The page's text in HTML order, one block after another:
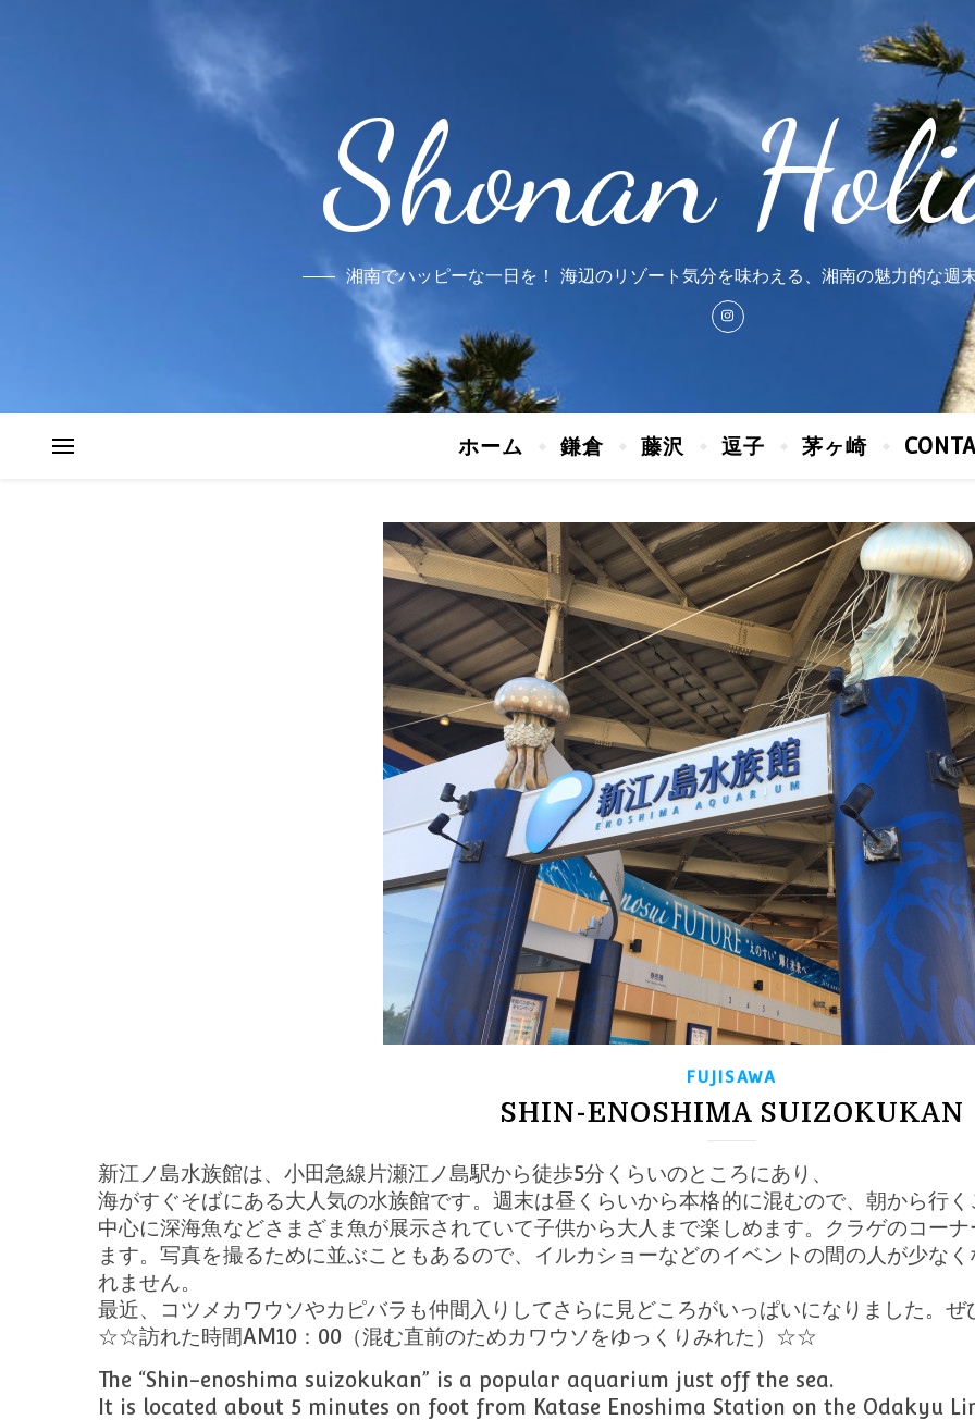
Shonan
湘南でハッピーな一日を！ 海辺のリゾート気分を味わえる、湘南の魅力的な週
ホーム 鎌倉 藤沢 逗子 茅ヶ崎
FUJISAWA
SHIN-ENOSHIMA SUIZOKUKAN
新江ノ島水族館は、小田急線片瀬江ノ島駅から徒歩5分くらいのところにあり、
海がすぐそばにある大人気の水族館です。週末は昼くらいから本格的に混むので、朝から行
中心に深海魚などさまざま魚が展示されていて子供から大人まで楽しめます。クラゲのコー
ます。写真を撮るために並ぶこともあるので、イルカショーなどのイベントの間の人が少な
れません。
最近、コツメカワウソやカピバラも仲間入りしてさらに見どころがいっぱいになりました。
☆☆訪れた時間AM10：00（混む直前のためカワウソをゆっくりみれた）☆☆
The “Shin-enoshima suizokukan” is a popular aquarium just off the sea.
It is located about 5 minutes on foot from Katase Enoshima Station on the Odakyu